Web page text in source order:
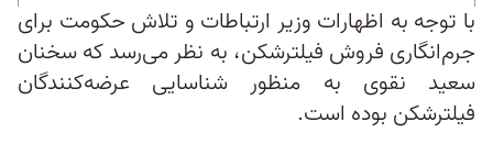
با توجه به اظهارات وزیر ارتباطات و تلاش حکومت برای
جرم‌انگاری فروش فیلترشکن، به نظر می‌رسد که سخنان
سعید نقوی به منظور شناسایی عرضه‌کنندگان
فیلترشکن بوده است.